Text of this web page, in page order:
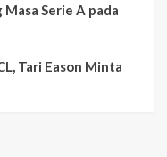
Serie A pada
Tari Eason Minta